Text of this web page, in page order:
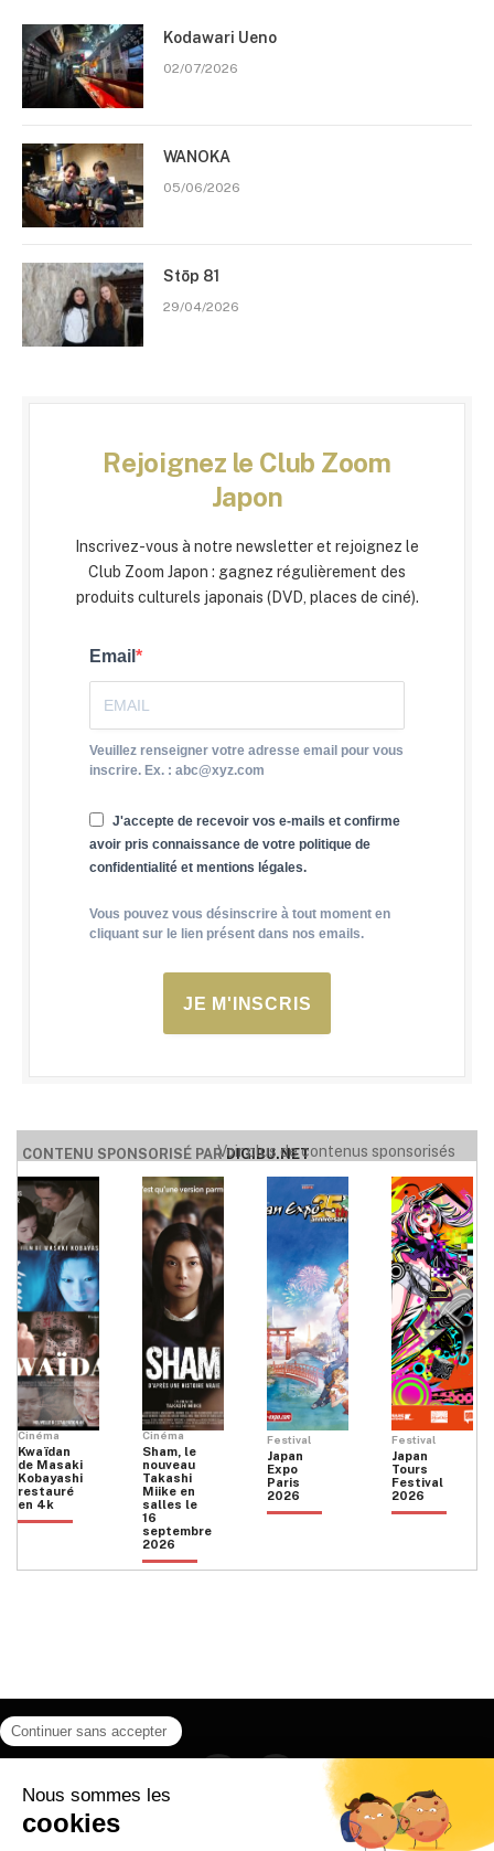
Kodawari Ueno
02/07/2026
WANOKA
05/06/2026
Stōp 81
29/04/2026
Rejoignez le Club Zoom
Japon
Inscrivez-vous à notre newsletter et rejoignez le
Club Zoom Japon : gagnez régulièrement des
produits culturels japonais (DVD, places de ciné).
Email
Veuillez renseigner votre adresse email pour vous
inscrire. Ex. : abc@xyz.com
J'accepte de recevoir vos e-mails et confirme
avoir pris connaissance de votre politique de
confidentialité et mentions légales.
Vous pouvez vous désinscrire à tout moment en
cliquant sur le lien présent dans nos emails.
JE M'INSCRIS
CONTENU SPONSORISÉ PARDIGIBU.NET
Voir plus de contenus sponsorisés
Cinéma
Kwaïdan
de Masaki
Kobayashi
restauré
en 4k
Cinéma
Sham, le
nouveau
Takashi
Miike en
salles le
16
septembre
2026
Festival
Japan
Expo
Paris
2026
Festival
Japan
Tours
Festival
2026
Instagram